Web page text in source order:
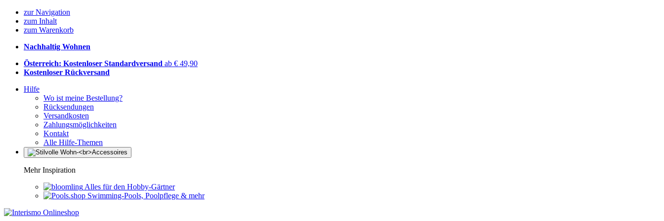
zur Navigation
zum Inhalt
zum Warenkorb
Nachhaltig Wohnen
Österreich: Kostenloser Standardversand ab € 49,90
Kostenloser Rückversand
Hilfe
Wo ist meine Bestellung?
Rücksendungen
Versandkosten
Zahlungsmöglichkeiten
Kontakt
Alle Hilfe-Themen
Mehr Inspiration
Alles für den Hobby-Gärtner
Swimming-Pools, Poolpflege & mehr